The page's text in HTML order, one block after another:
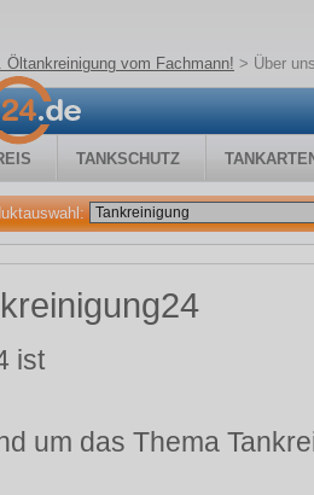
Öltankreinigung vom Fachmann! > Über
TANKSCHUTZ
ist
um das Thema